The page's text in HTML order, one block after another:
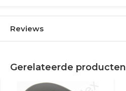
Reviews
Gerelateerde producten